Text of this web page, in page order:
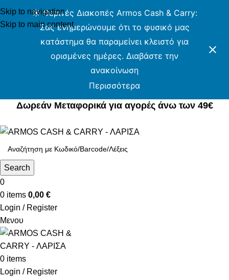
Skip to navigation
Skip to main content
☀️ Θερινές Διακοπές Armos Cash & Carry:
Σας ενημερώνουμε ότι το φυσικό μας
κατάστημα θα παραμείνει κλειστό για
ορισμένες ημέρες. Διαβάστε την
ανακοίνωση
Περισσότερα
Δωρεάν Μεταφορικά για αγορές άνω των 49€
Search
0
0 items 0,00 €
Login / Register
Μενου
0 items
Login / Register